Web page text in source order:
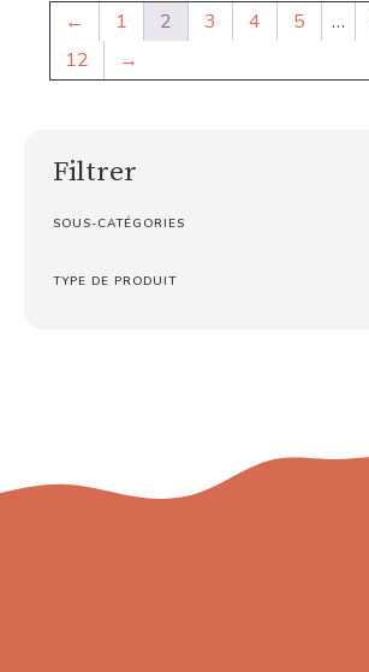
Filtrer
SOUS-CATÉGORIES
TYPE DE PRODUIT
← 1 2 3 4 5 …
12
→